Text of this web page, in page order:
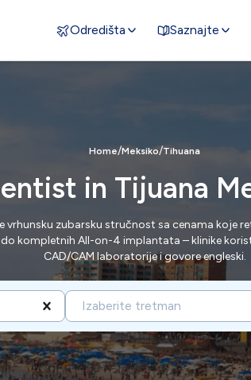
Odredišta Saznajte
Home/Meksiko/Tihuana
in Tijuana
vrhunsku zubarsku stručnost sa cenama koje
kompletnih All-on-4 implantata – klinike
CAD/CAM laboratorije i govore engleski.
Izaberite tretman